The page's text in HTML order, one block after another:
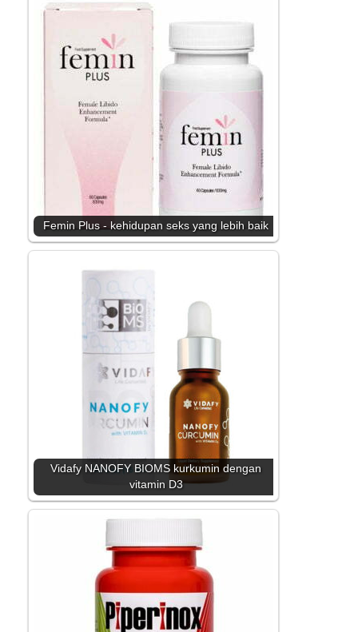
Femin Plus - kehidupan seks yang lebih baik
Vidafy NANOFY BIOMS kurkumin dengan
vitamin D3